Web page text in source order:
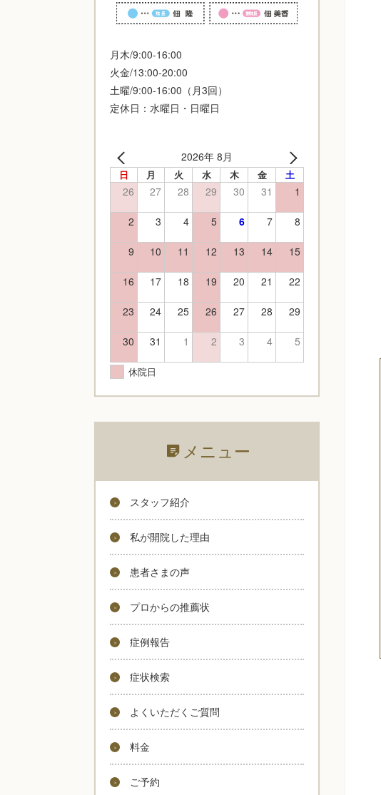
月木/9:00-16:00
火金/13:00-20:00
土曜/9:00-16:00（月3回）
定休日：水曜日・日曜日
2026年 8月
日 月 火 水 木 金 土
26 27 28 29 30 31 1
2 3 4 5 6 7 8
9 10 11 12 13 14 15
16 17 18 19 20 21 22
23 24 25 26 27 28 29
30 31 1 2 3 4 5
休院日
メニュー
スタッフ紹介
私が開院した理由
患者さまの声
プロからの推薦状
症例報告
症状検索
よくいただくご質問
料金
ご予約